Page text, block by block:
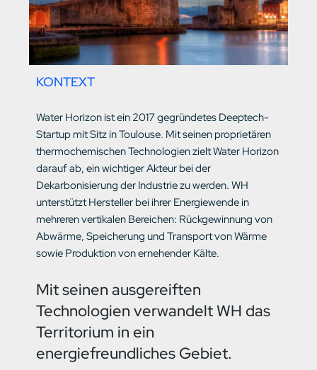
KONTEXT
Water Horizon ist ein 2017 gegründetes Deeptech-
Startup mit Sitz in Toulouse. Mit seinen proprietären
thermochemischen Technologien zielt Water Horizon
darauf ab, ein wichtiger Akteur bei der
Dekarbonisierung der Industrie zu werden. WH
unterstützt Hersteller bei ihrer Energiewende in
mehreren vertikalen Bereichen: Rückgewinnung von
Abwärme, Speicherung und Transport von Wärme
sowie Produktion von ernehender Kälte.
Mit seinen ausgereiften
Technologien verwandelt WH das
Territorium in ein
energiefreundliches Gebiet.